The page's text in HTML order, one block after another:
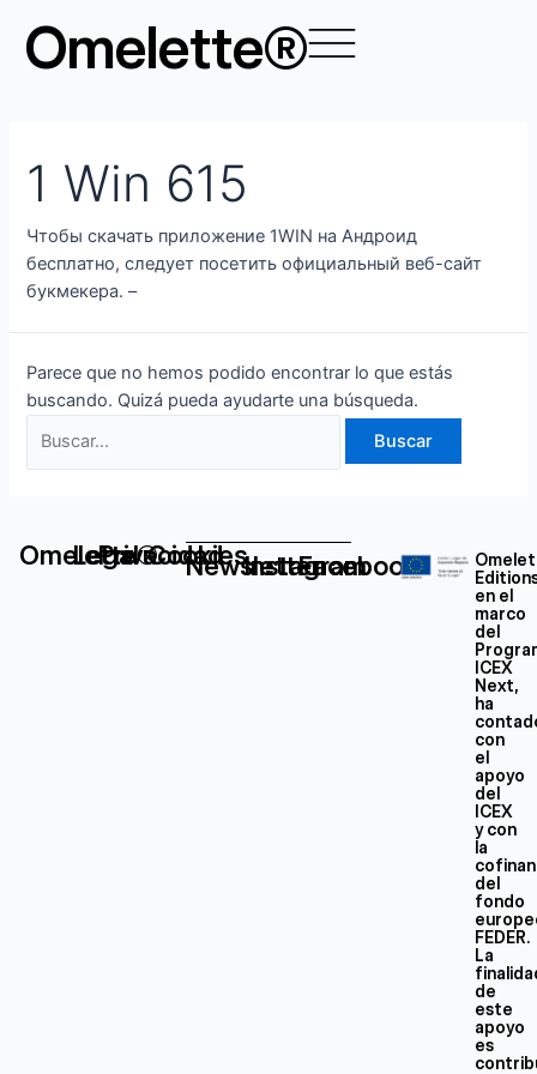
contenido
Omelette®
1 Win 615
Чтобы скачать приложение 1WIN на Андроид
бесплатно, следует посетить официальный веб-сайт
букмекера. –
Parece que no hemos podido encontrar lo que estás
buscando. Quizá pueda ayudarte una búsqueda.
por:
Omelette®
Legal
Privacidad
Cookies
Newsletter
Instagram
Facebook
en el
marco
del
ICEX
Next,
ha
con
el
apoyo
del
ICEX
y con
la
del
fondo
FEDER.
La
de
este
apoyo
es